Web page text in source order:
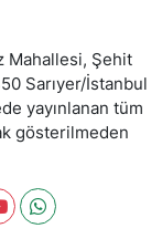
Mahallesi, Şehit
Sarıyer/İstanbul
yayınlanan tüm
gösterilmeden